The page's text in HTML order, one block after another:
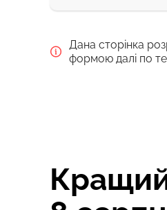
Дана сторінка
формою далі по
Кращий